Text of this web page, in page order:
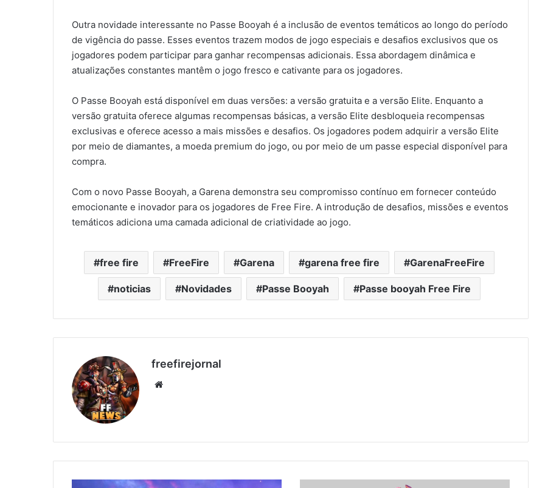
Outra novidade interessante no Passe Booyah é a inclusão de eventos temáticos ao longo do período
de vigência do passe. Esses eventos trazem modos de jogo especiais e desafios exclusivos que os
jogadores podem participar para ganhar recompensas adicionais. Essa abordagem dinâmica e
atualizações constantes mantêm o jogo fresco e cativante para os jogadores.
O Passe Booyah está disponível em duas versões: a versão gratuita e a versão Elite. Enquanto a
versão gratuita oferece algumas recompensas básicas, a versão Elite desbloqueia recompensas
exclusivas e oferece acesso a mais missões e desafios. Os jogadores podem adquirir a versão Elite
por meio de diamantes, a moeda premium do jogo, ou por meio de um passe especial disponível para
compra.
Com o novo Passe Booyah, a Garena demonstra seu compromisso contínuo em fornecer conteúdo
emocionante e inovador para os jogadores de Free Fire. A introdução de desafios, missões e eventos
temáticos adiciona uma camada adicional de criatividade ao jogo.
free fire FreeFire Garena garena free fire GarenaFreeFire
noticias Novidades Passe Booyah Passe booyah Free Fire
freefirejornal
Curiosidades